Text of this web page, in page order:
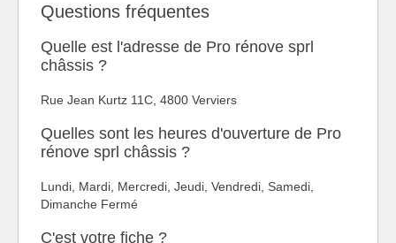
Questions fréquentes
Quelle est l'adresse de Pro rénove sprl
châssis ?
Rue Jean Kurtz 11C, 4800 Verviers
Quelles sont les heures d'ouverture de Pro
rénove sprl châssis ?
Lundi, Mardi, Mercredi, Jeudi, Vendredi, Samedi,
Dimanche Fermé
C'est votre fiche ?